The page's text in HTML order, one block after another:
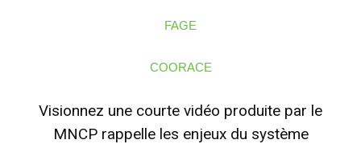
FAGE
COORACE
Visionnez une courte vidéo produite par le
MNCP rappelle les enjeux du système